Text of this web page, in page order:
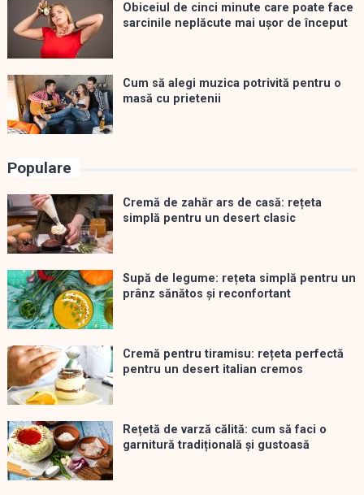
Obiceiul de cinci minute care poate face
sarcinile neplăcute mai ușor de început
Cum să alegi muzica potrivită pentru o
masă cu prietenii
Populare
Cremă de zahăr ars de casă: rețeta
simplă pentru un desert clasic
Supă de legume: rețeta simplă pentru un
prânz sănătos și reconfortant
Cremă pentru tiramisu: rețeta perfectă
pentru un desert italian cremos
Rețetă de varză călită: cum să faci o
garnitură tradițională și gustoasă